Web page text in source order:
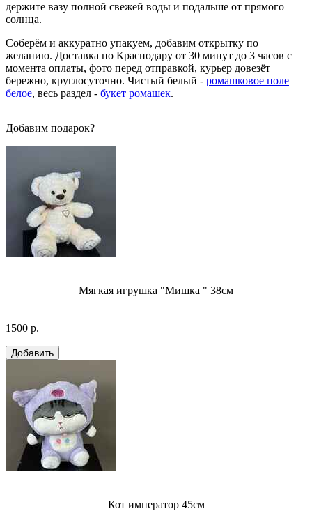
держите вазу полной свежей воды и подальше от прямого
солнца.
Соберём и аккуратно упакуем, добавим открытку по
желанию. Доставка по Краснодару от 30 минут до 3 часов с
момента оплаты, фото перед отправкой, курьер довезёт
бережно, круглосуточно. Чистый белый - ромашковое поле
белое, весь раздел - букет ромашек.
Добавим подарок?
Мягкая игрушка "Мишка " 38см
1500 р.
Кот император 45см